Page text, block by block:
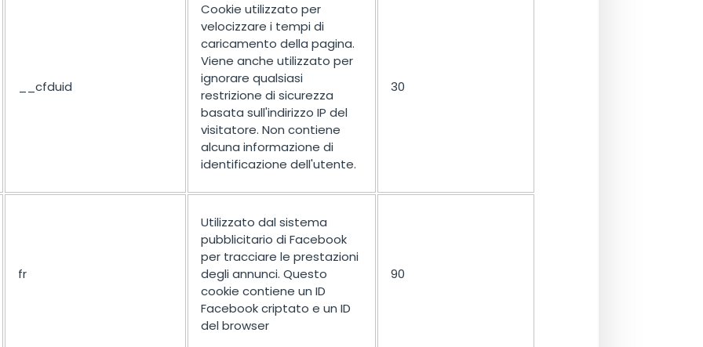
__cfduid
Cookie utilizzato per
velocizzare i tempi di
caricamento della pagina.
Viene anche utilizzato per
ignorare qualsiasi
restrizione di sicurezza
basata sull'indirizzo IP del
visitatore. Non contiene
alcuna informazione di
identificazione dell'utente.
30
fr
Utilizzato dal sistema
pubblicitario di Facebook
per tracciare le prestazioni
degli annunci. Questo
cookie contiene un ID
Facebook criptato e un ID
del browser
90